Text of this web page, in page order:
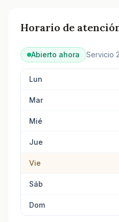
Horario de
Abierto ahora Servicio
Lun
Mar
Mié
Jue
Vie
Sáb
Dom